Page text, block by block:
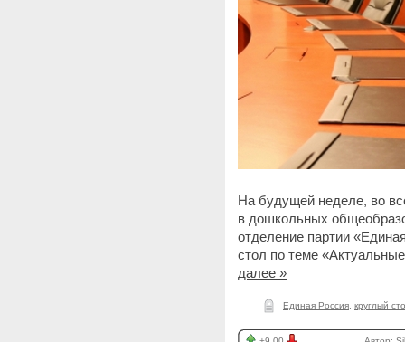
На будущей неделе, во
в дошкольных
отделение партии
стол по теме
далее »
Единая Россия круглый